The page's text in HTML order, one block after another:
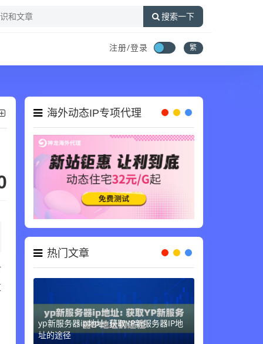
搜索一下
注册/登录 繁
海外动态IP专项代理
热门文章
yp新服务器ip地址: 获取YP新服务器IP地
址的途径